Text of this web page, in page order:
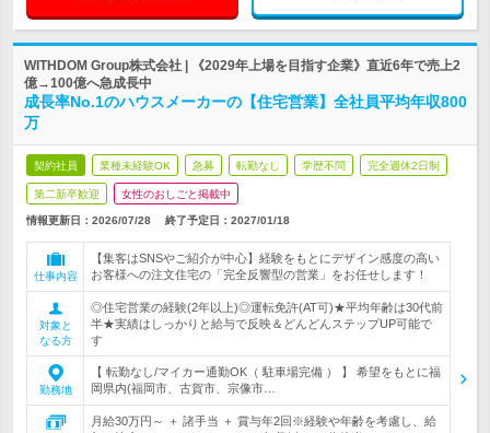
WITHDOM Group株式会社 | 《2029年上場を目指す企業》直近6年で売上2
億→100億へ急成長中
成長率No.1のハウスメーカーの【住宅営業】全社員平均年収800
万
契約社員 業種未経験OK 急募 転勤なし 学歴不問 完全週休2日制
第二新卒歓迎 女性のおしごと掲載中
情報更新日：2026/07/28 終了予定日： 2027/01/18
仕事内容
【集客はSNSやご紹介が中心】経験をもとにデザイン感度の高い
お客様への注文住宅の「完全反響型の営業」をお任せします！
対象と
なる方
◎住宅営業の経験(2年以上)◎運転免許(AT可)★平均年齢は30代前
半★実績はしっかりと給与で反映＆どんどんステップUP可能で
す
勤務地
【 転勤なし/マイカー通勤OK（ 駐車場完備 ） 】 希望をもとに福
岡県内(福岡市、古賀市、宗像市…
月給30万円～ ＋ 諸手当 ＋ 賞与年2回※経験や年齢を考慮し、給